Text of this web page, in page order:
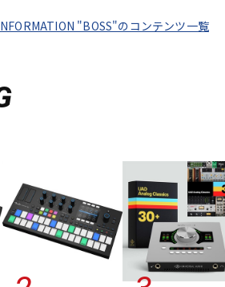
"BOSS"のコンテンツ一覧